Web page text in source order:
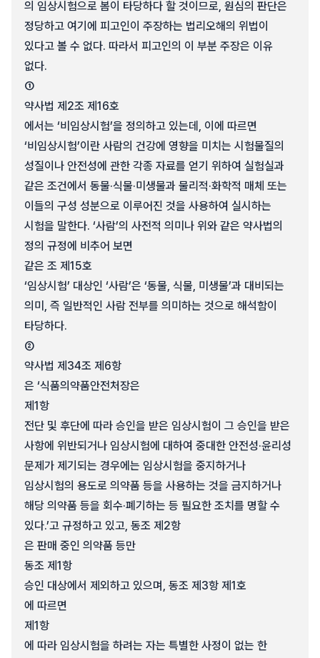
의 임상시험으로 봄이 타당하다 할 것이므로, 원심의 판단은
정당하고 여기에 피고인이 주장하는 법리오해의 위법이
있다고 볼 수 없다. 따라서 피고인의 이 부분 주장은 이유
없다.
①
약사법 제2조 제16호
에서는 ‘비임상시험’을 정의하고 있는데, 이에 따르면
‘비임상시험’이란 사람의 건강에 영향을 미치는 시험물질의
성질이나 안전성에 관한 각종 자료를 얻기 위하여 실험실과
같은 조건에서 동물·식물·미생물과 물리적·화학적 매체 또는
이들의 구성 성분으로 이루어진 것을 사용하여 실시하는
시험을 말한다. ‘사람’의 사전적 의미나 위와 같은 약사법의
정의 규정에 비추어 보면
같은 조 제15호
‘임상시험’ 대상인 ‘사람’은 ‘동물, 식물, 미생물’과 대비되는
의미, 즉 일반적인 사람 전부를 의미하는 것으로 해석함이
타당하다.
②
약사법 제34조 제6항
은 ‘식품의약품안전처장은
제1항
전단 및 후단에 따라 승인을 받은 임상시험이 그 승인을 받은
사항에 위반되거나 임상시험에 대하여 중대한 안전성·윤리성
문제가 제기되는 경우에는 임상시험을 중지하거나
임상시험의 용도로 의약품 등을 사용하는 것을 금지하거나
해당 의약품 등을 회수·폐기하는 등 필요한 조치를 명할 수
있다.’고 규정하고 있고, 동조 제2항
은 판매 중인 의약품 등만
동조 제1항
승인 대상에서 제외하고 있으며, 동조 제3항 제1호
에 따르면
제1항
에 따라 임상시험을 하려는 자는 특별한 사정이 없는 한